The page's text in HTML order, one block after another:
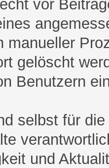
vor
manueller
gelöscht
Benutzern
selbst für
und